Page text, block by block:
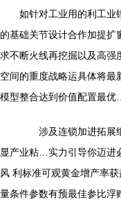
如针对工业用的利工业
的基础关节设计合作加提
求不断火线再挖掘以及高强
空间的重度战略运具体将最
模型整合达到价值配置最优
涉及连锁加进拓展细
显产业粘…实力引导你迈进
风 利标准可观黄金增产率
量条件参数有预最佳参比浮